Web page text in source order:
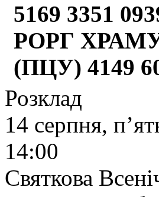
5169 3351
РОРГ
(ПЦУ) 4149
Розклад
14 серпня,
14:00
Святкова